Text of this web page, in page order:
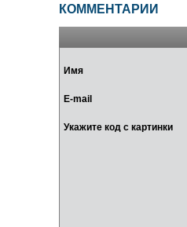
КОММЕНТАРИИ
Имя
E-mail
Укажите код с картинки